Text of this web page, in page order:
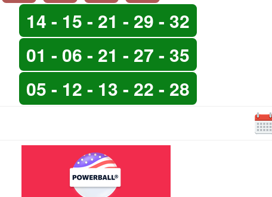
14 - 15 - 21 - 29 - 32
01 - 06 - 21 - 27 - 35
05 - 12 - 13 - 22 - 28